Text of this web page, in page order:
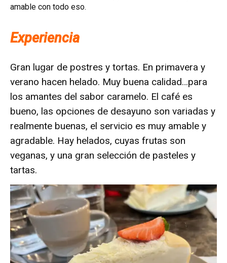
amable con todo eso.
Experiencia
Gran lugar de postres y tortas. En primavera y
verano hacen helado. Muy buena calidad…para
los amantes del sabor caramelo. El café es
bueno, las opciones de desayuno son variadas y
realmente buenas, el servicio es muy amable y
agradable. Hay helados, cuyas frutas son
veganas, y una gran selección de pasteles y
tartas.